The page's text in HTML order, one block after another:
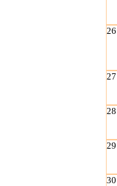
26
27
28
29
30